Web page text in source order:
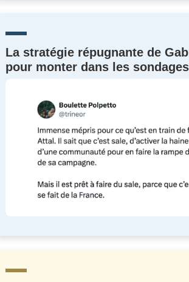
La stratégie répugnante de
pour monter dans les sondages